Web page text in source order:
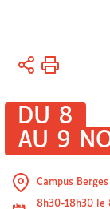
Vous
Accueil
Colloques
et
journées
d’étude
DU 8
AU 9
Campus
8h30-18h30 le